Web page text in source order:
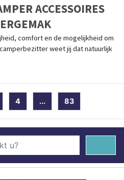
ACCESSOIRES
comfort en de mogelijkheid om
weet jij dat natuurlijk
4 ... 83